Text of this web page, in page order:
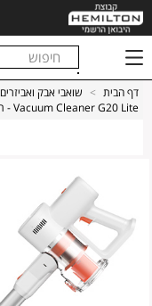
דף הבית > שואבי אבק ואביזרים
Vacuum Cleaner G20 Lite - תצוגה